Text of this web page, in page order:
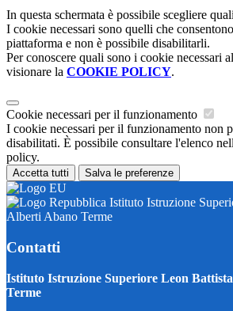
In questa schermata è possibile scegliere
I cookie necessari sono quelli che
piattaforma e non è possibile disabilitarli.
Per conoscere quali sono i cookie necessari
visionare la COOKIE POLICY.
Cookie necessari per il funzionamento
I cookie necessari per il funzionamento non
disabilitati. È possibile consultare l'elenco
policy.
Accetta tutti Salva le preferenze
Istituto Istruzione
Alberti Abano Terme
Contatti
Istituto Istruzione Superiore Leon
Terme